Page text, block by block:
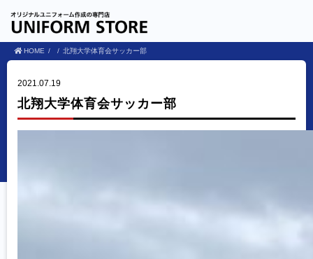
HOME 北翔大学体育会サッカー部
2021.07.19
北翔大学体育会サッカー部